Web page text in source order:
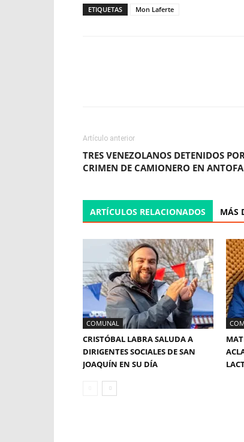
ETIQUETAS Mon Laferte
Artículo anterior
TRES VENEZOLANOS DETENIDOS
CRIMEN DE CAMIONERO EN
ARTÍCULOS RELACIONADOS MÁS
COMUNAL
CRISTÓBAL LABRA SALUDA A
DIRIGENTES SOCIALES DE SAN
JOAQUÍN EN SU DÍA